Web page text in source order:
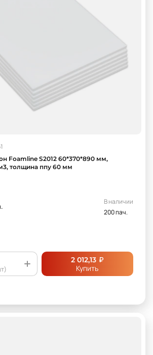
Foamline S2012 60*370*890 мм,
толщина ппу 60 мм
В наличии
200 пач.
2 012,13 ₽
Купить